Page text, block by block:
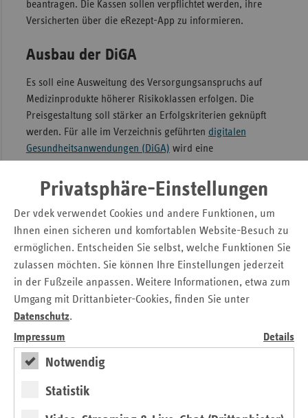
Privatsphäre-Einstellungen
Der vdek verwendet Cookies und andere Funktionen, um
Ihnen einen sicheren und komfortablen Website-Besuch zu
ermöglichen. Entscheiden Sie selbst, welche Funktionen Sie
zulassen möchten. Sie können Ihre Einstellungen jederzeit
in der Fußzeile anpassen. Weitere Informationen, etwa zum
Umgang mit Drittanbieter-Cookies, finden Sie unter
Datenschutz.
Impressum
Details
Notwendig
Statistik
beantragen. Die Kassen sollen verpflichtet werden, ihre
Versicherten über die eRezept-App zu informieren.
Ausbau der DiGA
Es soll eine Ausweitung des Versorgungsanspruchs auf
Medizinprodukte höherer Risikoklassen erfolgen. Die
Preisgestaltung soll stärker an Erfolgskriterien geknüpft
werden. Für alle im Verzeichnis geführten digitalen
Gesundheitsanwendungen (DiGA) wird eine
deren Ergebnisse fortlaufend an das Bundesinstitut für
Arzneimittel und Medizinprodukte (BfArM) gemeldet und
im Verzeichnis veröffentlicht werden. Neu ist, dass der GKV-
SV dem BfArM sowie den Verbänden der DiGA-Hersteller
die Möglichkeit einer Stellungnahme vor der
Veröffentlichung des Berichtes über die Entwicklung der
Versorgung mit DiGA geben soll.
Weitere Inhalte
Die Begrenzung der Videosprechstunden wird
flexibilisiert sowie die Vergütung stärker an
Umfang der Flexibilisierung soll nach dem aktuellen